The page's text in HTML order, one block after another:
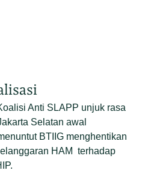
Anti SLAPP unjuk rasa
Selatan awal
BTIIG menghentikan
HAM terhadap